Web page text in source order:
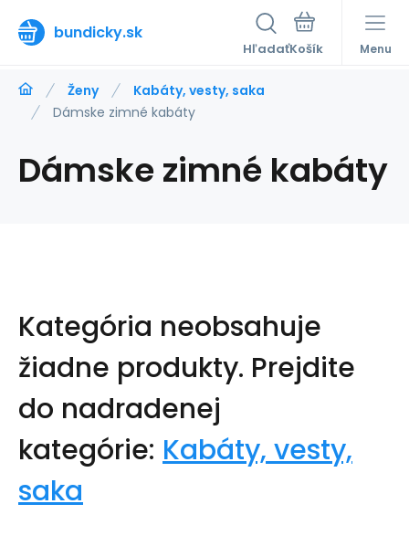
bundicky.sk
Hľadať Menu
Ženy
Kabáty, vesty, saka
Dámske zimné kabáty
Dámske zimné kabáty
Kategória neobsahuje
žiadne produkty. Prejdite
do nadradenej
kategórie: Kabáty, vesty,
saka